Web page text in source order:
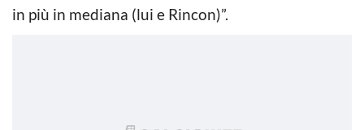
in più in mediana (lui e Rincon)”.